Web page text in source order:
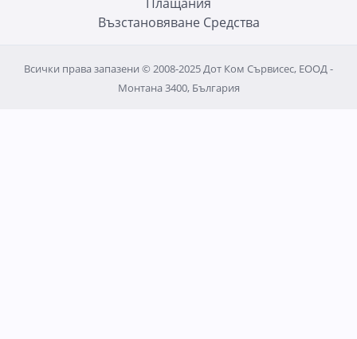
Възстановяване Средства
Всички права запазени © 2008-2025 Дот Ком Сървисес, ЕООД -
Монтана 3400, България